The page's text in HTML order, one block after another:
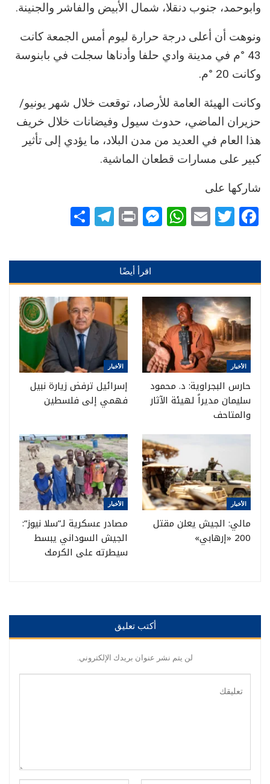
وابوحمد، جنوب دنقلا، شمال الأبيض والفاشر والجنينة.
ونوهت أن أعلى درجة حرارة ليوم أمس الجمعة كانت
43 °م في مدينة وادي حلفا وأدناها سجلت في بابنوسة
وكانت 20 °م.
وكانت الهيئة العامة للأرصاد، توقعت خلال شهر يونيو/
حزيران الماضي، حدوث سيول وفيضانات خلال خريف
هذا العام في العديد من مدن البلاد، ما يؤدي إلى تأثير
كبير على مسارات قطعان الماشية.
شاركها على
Facebook
Twitter
Email
WhatsApp
Messenger
Print
Telegram
اقرأ أيضًا
الأخبار
حارس البجراوية: د. محمود
سليمان مديراً لهيئة الآثار
والمتاحف
الأخبار
إسرائيل ترفض زيارة نبيل
فهمي إلى فلسطين
الأخبار
مالي: الجيش يعلن مقتل
200 «إرهابي»
الأخبار
مصادر عسكرية لـ”سلا نيوز”:
الجيش السوداني يبسط
سيطرته على الكرمك
أكتب تعليق
لن يتم نشر عنوان بريدك الإلكتروني.